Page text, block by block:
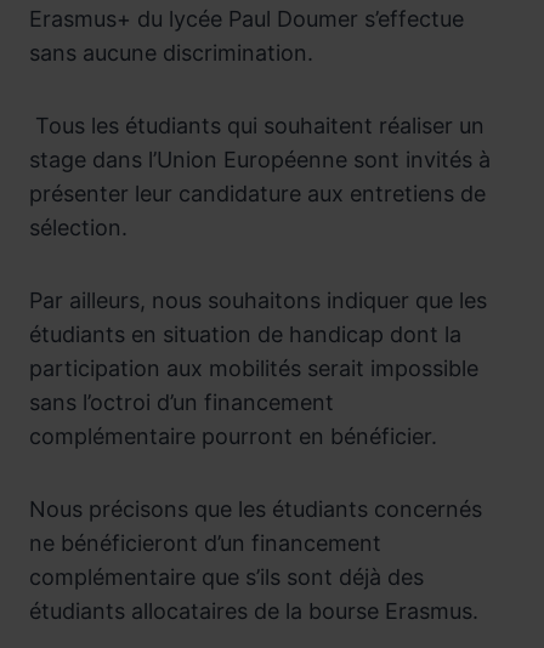
Erasmus+ du lycée Paul Doumer s’effectue
sans aucune discrimination.
Tous les étudiants qui souhaitent réaliser un
stage dans l’Union Européenne sont invités à
présenter leur candidature aux entretiens de
sélection.
Par ailleurs, nous souhaitons indiquer que les
étudiants en situation de handicap dont la
participation aux mobilités serait impossible
sans l’octroi d’un financement
complémentaire pourront en bénéficier.
Nous précisons que les étudiants concernés
ne bénéficieront d’un financement
complémentaire que s’ils sont déjà des
étudiants allocataires de la bourse Erasmus.